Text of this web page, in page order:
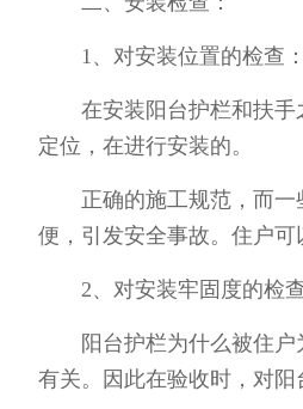
1、对安装位置的检查：
在安装阳台护栏和扶手之
定位，在进行安装的。
正确的施工规范，而一些
便，引发安全事故。住户可
2、对安装牢固度的检查
阳台护栏为什么被住户为
有关。因此在验收时，对阳